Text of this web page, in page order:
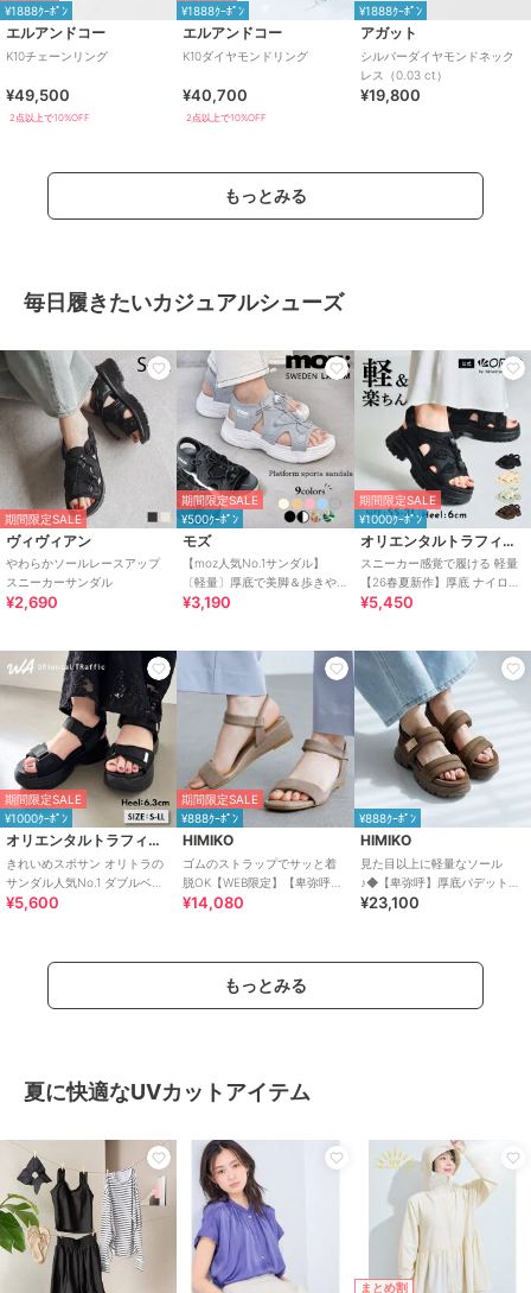
¥1888ｸｰﾎﾟﾝ
エルアンドコー
K10チェーンリング
¥49,500
2点以上で10%OFF
¥1888ｸｰﾎﾟﾝ
エルアンドコー
K10ダイヤモンドリング
¥40,700
2点以上で10%OFF
¥1888ｸｰﾎﾟﾝ
アガット
シルバーダイヤモンドネック
レス（0.03 ct）
¥19,800
もっとみる
毎日履きたいカジュアルシューズ
期間限定SALE
ヴィヴィアン
やわらかソールレースアップ
スニーカーサンダル
¥2,690
期間限定SALE
¥500ｸｰﾎﾟﾝ
モズ
【moz人気No.1サンダル】
〔軽量〕厚底で美脚＆歩きや
すい！疲れにくいフィット感
¥3,190
期間限定SALE
¥1000ｸｰﾎﾟﾝ
オリエンタルトラフィック
スニーカー感覚で履ける 軽量
【26春夏新作】厚底 ナイロン
スポーツサンダル /OT3232
¥5,450
期間限定SALE
¥1000ｸｰﾎﾟﾝ
オリエンタルトラフィック
きれいめスポサン オリトラの
サンダル人気No.1 ダブルベル
ト スポーツサンダル /42207
¥5,600
期間限定SALE
¥888ｸｰﾎﾟﾝ
HIMIKO
ゴムのストラップでサッと着
脱OK【WEB限定】【卑弥呼
26SS】ゴムストラップサンダ
¥14,080
¥888ｸｰﾎﾟﾝ
HIMIKO
見た目以上に軽量なソール
♪◆【卑弥呼】厚底パデットサ
ンダル/661201
¥23,100
もっとみる
夏に快適なUVカットアイテム
まとめ割